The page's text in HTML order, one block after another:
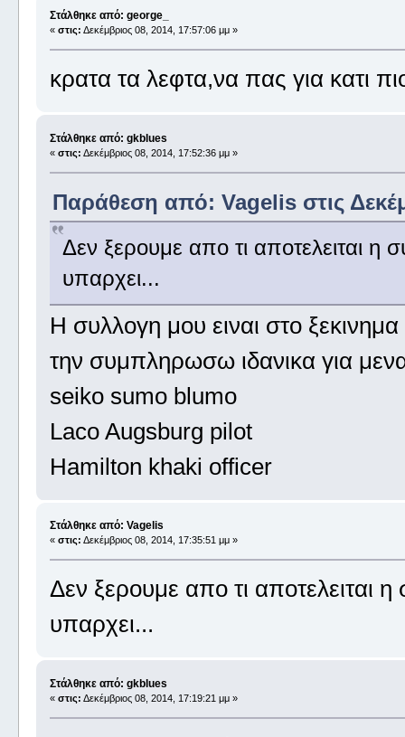
Στάλθηκε από: george_
« στις: Δεκέμβριος 08, 2014, 17:57:06 μμ »
κρατα τα λεφτα,να πας για κατι
Στάλθηκε από: gkblues
« στις: Δεκέμβριος 08, 2014, 17:52:36 μμ »
Παράθεση από: Vagelis στις
Δεν ξερουμε απο τι αποτελειται η
υπαρχει...
H συλλογη μου ειναι στο
την συμπληρωσω ιδανικα για μενα
seiko sumo blumo
Laco Augsburg pilot
Hamilton khaki officer
Στάλθηκε από: Vagelis
« στις: Δεκέμβριος 08, 2014, 17:35:51 μμ »
Δεν ξερουμε απο τι αποτελειται
υπαρχει...
Στάλθηκε από: gkblues
« στις: Δεκέμβριος 08, 2014, 17:19:21 μμ »